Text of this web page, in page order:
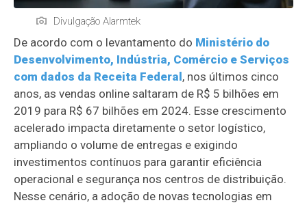
Divulgação Alarmtek
De acordo com o levantamento do Ministério do
Desenvolvimento, Indústria, Comércio e Serviços
com dados da Receita Federal, nos últimos cinco
anos, as vendas online saltaram de R$ 5 bilhões em
2019 para R$ 67 bilhões em 2024. Esse crescimento
acelerado impacta diretamente o setor logístico,
ampliando o volume de entregas e exigindo
investimentos contínuos para garantir eficiência
operacional e segurança nos centros de distribuição.
Nesse cenário, a adoção de novas tecnologias em